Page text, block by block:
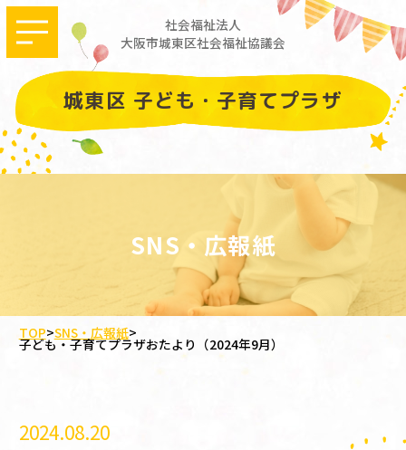
社会福祉法人
大阪市城東区社会福祉協議会
城東区 子ども・子育てプラザ
SNS・広報紙
TOP>SNS・広報紙>
子ども・子育てプラザおたより（2024年9月）
2024.08.20